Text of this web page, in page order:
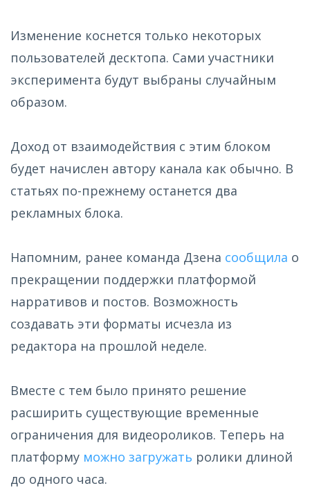
Изменение коснется только некоторых
пользователей десктопа. Сами участники
эксперимента будут выбраны случайным
образом.
Доход от взаимодействия с этим блоком
будет начислен автору канала как обычно. В
статьях по-прежнему останется два
рекламных блока.
Напомним, ранее команда Дзена сообщила о
прекращении поддержки платформой
нарративов и постов. Возможность
создавать эти форматы исчезла из
редактора на прошлой неделе.
Вместе с тем было принято решение
расширить существующие временные
ограничения для видеороликов. Теперь на
платформу можно загружать ролики длиной
до одного часа.